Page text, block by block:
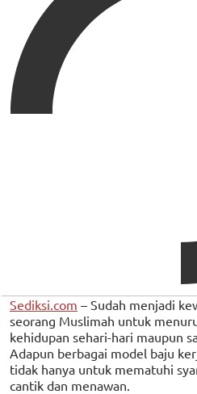
Sediksi.com – Sudah menjadi
seorang Muslimah untuk
kehidupan sehari-hari maupun
Adapun berbagai model baju
tidak hanya untuk mematuhi
cantik dan menawan.